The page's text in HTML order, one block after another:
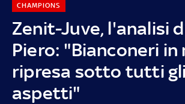
Zenit-Juve, l'analisi
Piero: "Bianconeri
ripresa sotto tutti gli
aspetti"
CHAMPIONS